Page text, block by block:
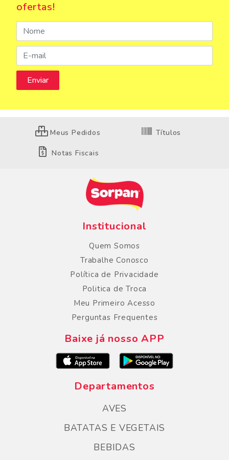
ofertas!
Meus Pedidos Títulos
Notas Fiscais
Institucional
Quem Somos
Trabalhe Conosco
Política de Privacidade
Politica de Troca
Meu Primeiro Acesso
Perguntas Frequentes
Baixe já nosso APP
Departamentos
AVES
BATATAS E VEGETAIS
BEBIDAS